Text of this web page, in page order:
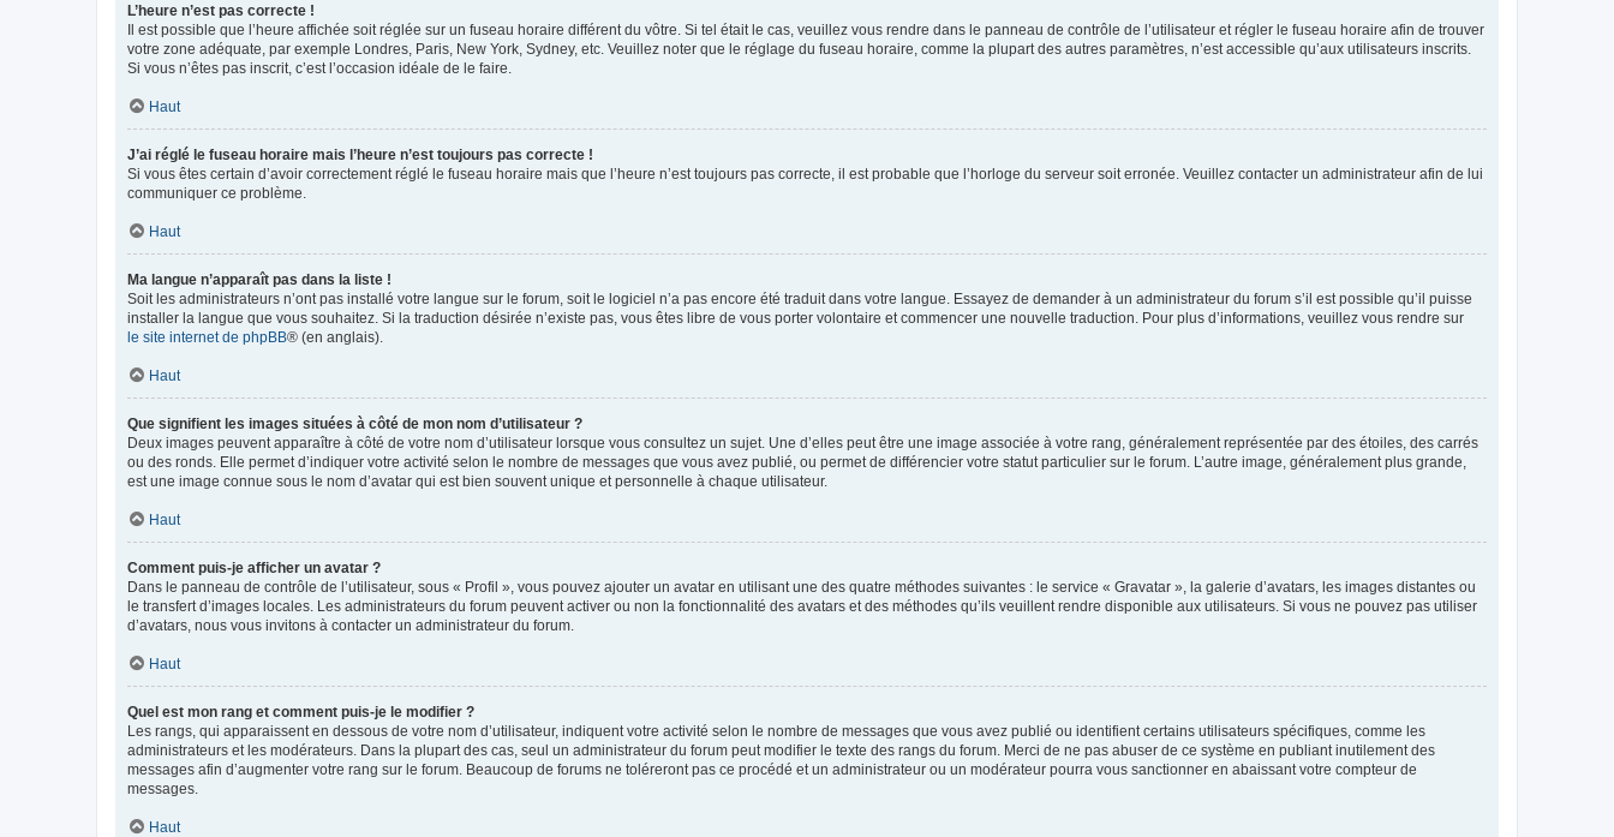
L’heure n’est pas correcte !
Il est possible que l’heure affichée soit réglée sur un fuseau horaire différent du vôtre. Si tel était le cas, veuillez vous rendre dans le panneau de contrôle de l’utilisateur et régler le fuseau horaire afin de trouver
votre zone adéquate, par exemple Londres, Paris, New York, Sydney, etc. Veuillez noter que le réglage du fuseau horaire, comme la plupart des autres paramètres, n’est accessible qu’aux utilisateurs inscrits.
Si vous n’êtes pas inscrit, c’est l’occasion idéale de le faire.
Haut
J’ai réglé le fuseau horaire mais l’heure n’est toujours pas correcte !
Si vous êtes certain d’avoir correctement réglé le fuseau horaire mais que l’heure n’est toujours pas correcte, il est probable que l’horloge du serveur soit erronée. Veuillez contacter un administrateur afin de lui
communiquer ce problème.
Haut
Ma langue n’apparaît pas dans la liste !
Soit les administrateurs n’ont pas installé votre langue sur le forum, soit le logiciel n’a pas encore été traduit dans votre langue. Essayez de demander à un administrateur du forum s’il est possible qu’il puisse
installer la langue que vous souhaitez. Si la traduction désirée n’existe pas, vous êtes libre de vous porter volontaire et commencer une nouvelle traduction. Pour plus d’informations, veuillez vous rendre sur
le site internet de phpBB® (en anglais).
Haut
Que signifient les images situées à côté de mon nom d’utilisateur ?
Deux images peuvent apparaître à côté de votre nom d’utilisateur lorsque vous consultez un sujet. Une d’elles peut être une image associée à votre rang, généralement représentée par des étoiles, des carrés
ou des ronds. Elle permet d’indiquer votre activité selon le nombre de messages que vous avez publié, ou permet de différencier votre statut particulier sur le forum. L’autre image, généralement plus grande,
est une image connue sous le nom d’avatar qui est bien souvent unique et personnelle à chaque utilisateur.
Haut
Comment puis-je afficher un avatar ?
Dans le panneau de contrôle de l’utilisateur, sous « Profil », vous pouvez ajouter un avatar en utilisant une des quatre méthodes suivantes : le service « Gravatar », la galerie d’avatars, les images distantes ou
le transfert d’images locales. Les administrateurs du forum peuvent activer ou non la fonctionnalité des avatars et des méthodes qu’ils veuillent rendre disponible aux utilisateurs. Si vous ne pouvez pas utiliser
d’avatars, nous vous invitons à contacter un administrateur du forum.
Haut
Quel est mon rang et comment puis-je le modifier ?
Les rangs, qui apparaissent en dessous de votre nom d’utilisateur, indiquent votre activité selon le nombre de messages que vous avez publié ou identifient certains utilisateurs spécifiques, comme les
administrateurs et les modérateurs. Dans la plupart des cas, seul un administrateur du forum peut modifier le texte des rangs du forum. Merci de ne pas abuser de ce système en publiant inutilement des
messages afin d’augmenter votre rang sur le forum. Beaucoup de forums ne toléreront pas ce procédé et un administrateur ou un modérateur pourra vous sanctionner en abaissant votre compteur de
messages.
Haut